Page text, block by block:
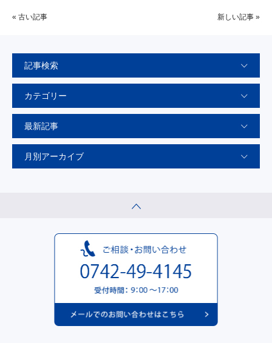
« 古い記事 新しい記事 »
記事検索
カテゴリー
最新記事
月別アーカイブ